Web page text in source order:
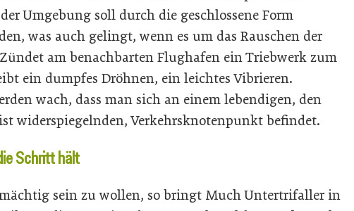
Umgebung soll durch die geschlossene Form
was auch gelingt, wenn es um das Rauschen der
am benachbarten Flughafen ein Triebwerk zum
ein dumpfes Dröhnen, ein leichtes Vibrieren.
wach, dass man sich an einem lebendigen, den
widerspiegelnden, Verkehrsknotenpunkt befindet.
Schritt hält
sein zu wollen, so bringt Much Untertrifaller in